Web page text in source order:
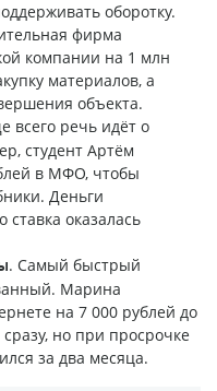
оборотку.
фирма
компании на 1 млн
материалов, а
объекта.
всего речь идёт о
студент Артём
в МФО, чтобы
Деньги
оказалась
. Самый быстрый
Марина
на 7 000 рублей до
но при просрочке
за два месяца.